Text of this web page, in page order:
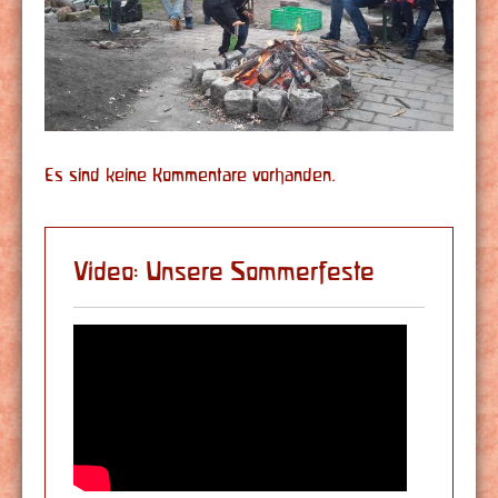
Es sind keine Kommentare vorhanden.
Video: Unsere Sommerfeste